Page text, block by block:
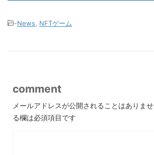
-News, NFTゲーム
comment
メールアドレスが公開されることはありませ
る欄は必須項目です